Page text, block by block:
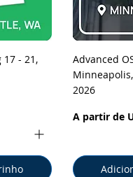
17 - 21,
Advanced
2026
A partir de
Preço